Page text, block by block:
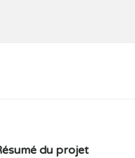
du projet